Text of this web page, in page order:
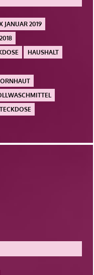
JANUAR 2019
HAUSHALT